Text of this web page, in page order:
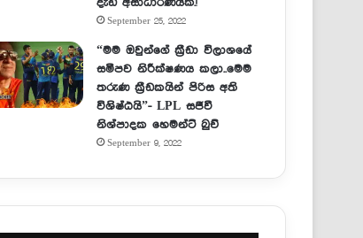
දැඩි අසාධාරණයක්.!
September 25, 2022
“මම ඔවුන්ගේ ක්‍රීඩා විලාශයේ
සමීපව නිරීක්ෂණය කලා..මෙම
තරුණ ක්‍රීඩකයින් පිරිස අති
විශිෂ්ඨයි”- LPL සජීවී
නිශ්පාදක හෙමන්ට් බුච්
September 9, 2022